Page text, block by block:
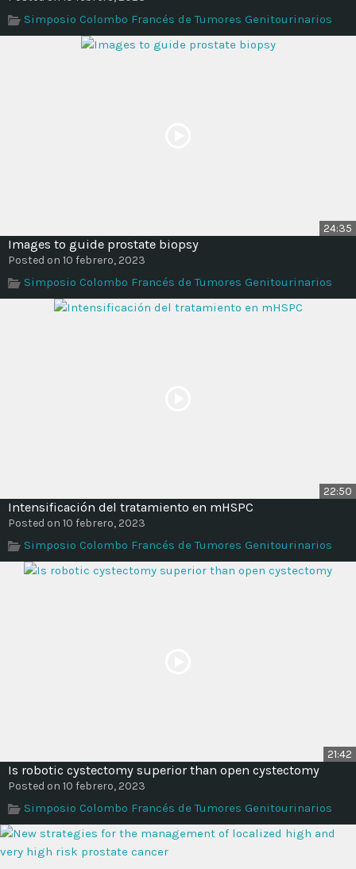
Simposio Colombo Francés de Tumores Genitourinarios
24:35
Images to guide prostate biopsy
Posted on 10 febrero, 2023
Simposio Colombo Francés de Tumores Genitourinarios
22:50
Intensificación del tratamiento en mHSPC
Posted on 10 febrero, 2023
Simposio Colombo Francés de Tumores Genitourinarios
21:42
Is robotic cystectomy superior than open cystectomy
Posted on 10 febrero, 2023
Simposio Colombo Francés de Tumores Genitourinarios